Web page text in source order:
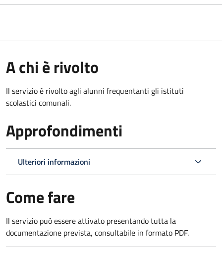
A chi è rivolto
Il servizio è rivolto agli alunni frequentanti gli istituti
scolastici comunali.
Approfondimenti
Ulteriori informazioni
Come fare
Il servizio può essere attivato presentando tutta la
documentazione prevista, consultabile in formato PDF.